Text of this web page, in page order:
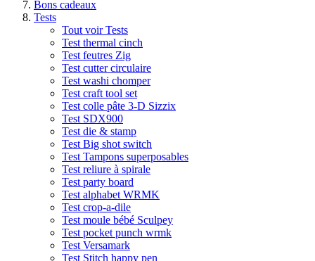
Bons cadeaux
Tests
Tout voir Tests
Test thermal cinch
Test feutres Zig
Test cutter circulaire
Test washi chomper
Test craft tool set
Test colle pâte 3-D Sizzix
Test SDX900
Test die & stamp
Test Big shot switch
Test Tampons superposables
Test reliure à spirale
Test party board
Test alphabet WRMK
Test crop-a-dile
Test moule bébé Sculpey
Test pocket punch wrmk
Test Versamark
Test Stitch happy pen